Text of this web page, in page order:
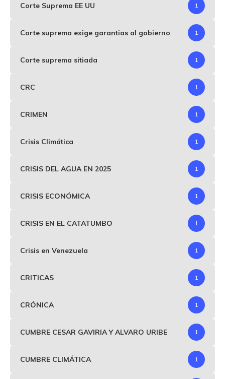
Corte Suprema EE UU 1
Corte suprema exige garantias al gobierno 1
Corte suprema sitiada 1
CRC 1
CRIMEN 1
Crisis Climática 1
CRISIS DEL AGUA EN 2025 1
CRISIS ECONÓMICA 1
CRISIS EN EL CATATUMBO 1
Crisis en Venezuela 1
CRITICAS 1
CRÓNICA 1
CUMBRE CESAR GAVIRIA Y ALVARO URIBE 1
CUMBRE CLIMÁTICA 1